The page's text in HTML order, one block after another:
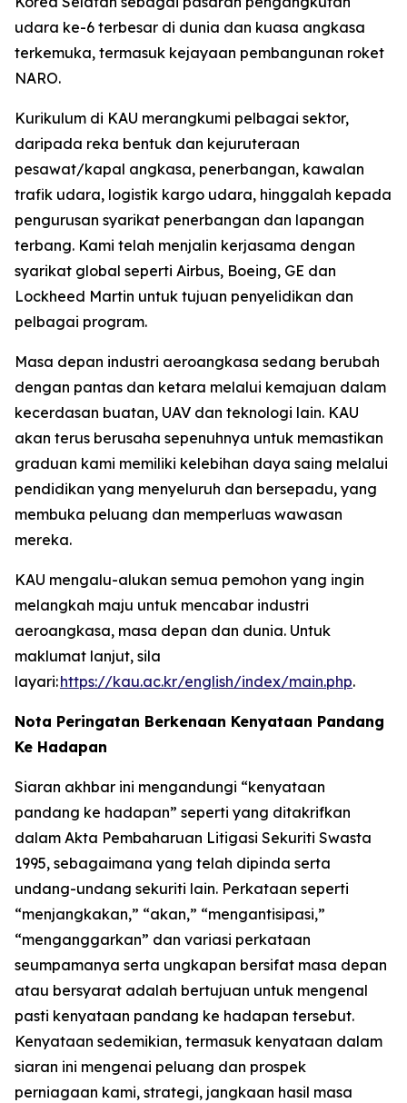
udara ke-6 terbesar di dunia dan kuasa angkasa
terkemuka, termasuk kejayaan pembangunan roket
NARO.
Kurikulum di KAU merangkumi pelbagai sektor,
daripada reka bentuk dan kejuruteraan
pesawat/kapal angkasa, penerbangan, kawalan
trafik udara, logistik kargo udara, hinggalah kepada
pengurusan syarikat penerbangan dan lapangan
terbang. Kami telah menjalin kerjasama dengan
syarikat global seperti Airbus, Boeing, GE dan
Lockheed Martin untuk tujuan penyelidikan dan
pelbagai program.
Masa depan industri aeroangkasa sedang berubah
dengan pantas dan ketara melalui kemajuan dalam
kecerdasan buatan, UAV dan teknologi lain. KAU
akan terus berusaha sepenuhnya untuk memastikan
graduan kami memiliki kelebihan daya saing melalui
pendidikan yang menyeluruh dan bersepadu, yang
membuka peluang dan memperluas wawasan
mereka.
KAU mengalu-alukan semua pemohon yang ingin
melangkah maju untuk mencabar industri
aeroangkasa, masa depan dan dunia. Untuk
maklumat lanjut, sila
layari:https://kau.ac.kr/english/index/main.php.
Nota Peringatan Berkenaan Kenyataan Pandang
Ke Hadapan
Siaran akhbar ini mengandungi “kenyataan
pandang ke hadapan” seperti yang ditakrifkan
dalam Akta Pembaharuan Litigasi Sekuriti Swasta
1995, sebagaimana yang telah dipinda serta
undang-undang sekuriti lain. Perkataan seperti
“menjangkakan,” “akan,” “mengantisipasi,”
“menganggarkan” dan variasi perkataan
seumpamanya serta ungkapan bersifat masa depan
atau bersyarat adalah bertujuan untuk mengenal
pasti kenyataan pandang ke hadapan tersebut.
Kenyataan sedemikian, termasuk kenyataan dalam
siaran ini mengenai peluang dan prospek
perniagaan kami, strategi, jangkaan hasil masa